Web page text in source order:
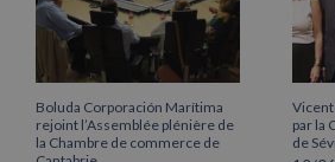
Boluda Corporación Marítima
rejoint l’Assemblée plénière de
la Chambre de commerce de
par la
de